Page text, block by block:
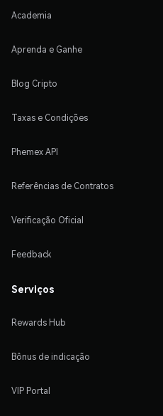
Academia
Aprenda e Ganhe
Blog Cripto
Taxas e Condições
Phemex API
Referências de Contratos
Verificação Oficial
Feedback
Serviços
Rewards Hub
Bônus de indicação
VIP Portal